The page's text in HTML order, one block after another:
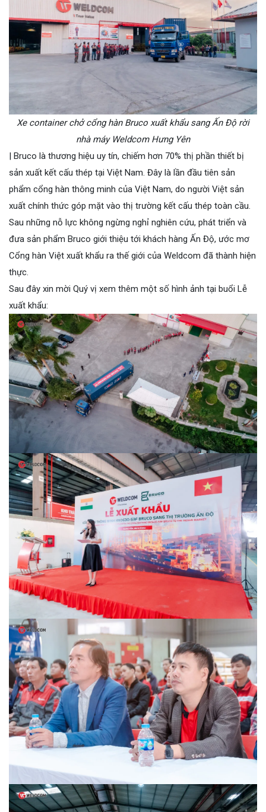
Xe container chở cổng hàn Bruco xuất khẩu sang Ấn Độ rời
nhà máy Weldcom Hưng Yên
| Bruco là thương hiệu uy tín, chiếm hơn 70% thị phần thiết bị
sản xuất kết cấu thép tại Việt Nam. Đây là lần đầu tiên sản
phẩm cổng hàn thông minh của Việt Nam, do người Việt sản
xuất chính thức góp mặt vào thị trường kết cấu thép toàn cầu.
Sau những nỗ lực không ngừng nghỉ nghiên cứu, phát triển và
đưa sản phẩm Bruco giới thiệu tới khách hàng Ấn Độ, ước mơ
Cổng hàn Việt xuất khẩu ra thế giới của Weldcom đã thành hiện
thực.
Sau đây xin mời Quý vị xem thêm một số hình ảnh tại buổi Lễ
xuất khẩu: